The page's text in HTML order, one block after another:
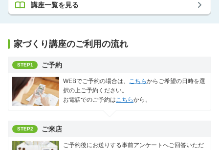
講座一覧を見る
家づくり講座のご利用の流れ
STEP1 ご予約
WEBでご予約の場合は、 こちらからご希望の日時を選
択の上ご予約ください。
お電話でのご予約はこちらから。
STEP2 ご来店
ご予約後にお送りする事前アンケートへご回答いただ